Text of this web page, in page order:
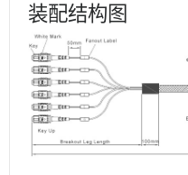
装配结构图